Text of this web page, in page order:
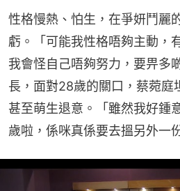
性格慢熱、怕生，在爭妍鬥麗
虧。「可能我性格唔夠主動，
我會怪自己唔夠努力，要畀多
長，面對28歲的關口，蔡菀庭
甚至萌生退意。「雖然我好鍾
歲啦，係咪真係要去搵另外一